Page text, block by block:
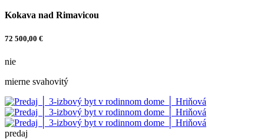
Kokava nad Rimavicou
72 500,00 €
nie
mierne svahovitý
predaj